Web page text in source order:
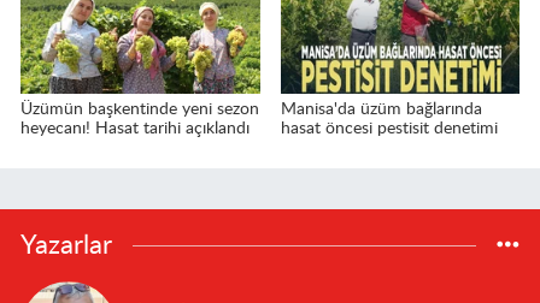
Üzümün başkentinde yeni sezon
heyecanı! Hasat tarihi açıklandı
Manisa'da üzüm bağlarında
hasat öncesi pestisit denetimi
Yazarlar